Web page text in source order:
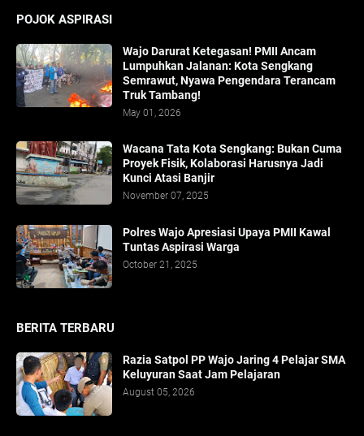
POJOK ASPIRASI
Wajo Darurat Ketegasan! PMII Ancam
Lumpuhkan Jalanan: Kota Sengkang
Semrawut, Nyawa Pengendara Terancam
Truk Tambang!
May 01, 2026
​Wacana Tata Kota Sengkang: Bukan Cuma
Proyek Fisik, Kolaborasi Harusnya Jadi
Kunci Atasi Banjir
November 07, 2025
Polres Wajo Apresiasi Upaya PMII Kawal
Tuntas Aspirasi Warga
October 21, 2025
BERITA TERBARU
Razia Satpol PP Wajo Jaring 4 Pelajar SMA
Keluyuran Saat Jam Pelajaran
August 05, 2026